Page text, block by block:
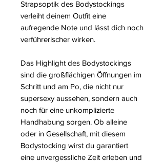
Strapsoptik des Bodystockings
verleiht deinem Outfit eine
aufregende Note und lässt dich noch
verführerischer wirken.
Das Highlight des Bodystockings
sind die großflächigen Öffnungen im
Schritt und am Po, die nicht nur
supersexy aussehen, sondern auch
noch für eine unkomplizierte
Handhabung sorgen. Ob alleine
oder in Gesellschaft, mit diesem
Bodystocking wirst du garantiert
eine unvergessliche Zeit erleben und